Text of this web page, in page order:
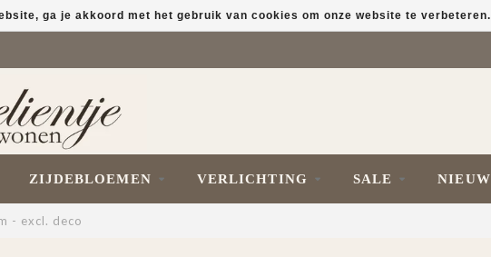
ZIJDEBLOEMEN VERLICHTING SALE NIEUW
- excl. deco
ga je akkoord met het gebruik van cookies om onze website te verbeteren.